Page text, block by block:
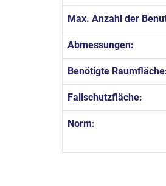
Max. Anzahl der
Abmessungen:
Benötigte
Fallschutzfläche:
Norm: